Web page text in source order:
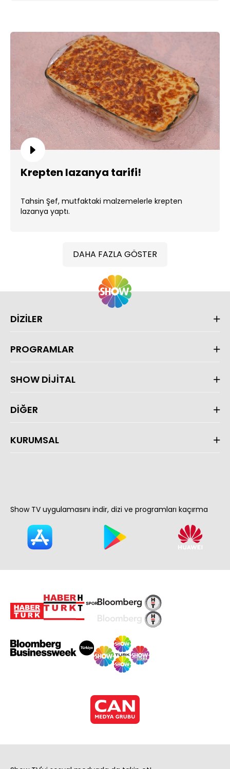
Krepten lazanya tarifi!
Tahsin Şef, mutfaktaki malzemelerle krepten
lazanya yaptı.
DAHA FAZLA GÖSTER
DİZİLER
PROGRAMLAR
SHOW DİJİTAL
DİĞER
KURUMSAL
Show TV uygulamasını indir, dizi ve programları kaçırma